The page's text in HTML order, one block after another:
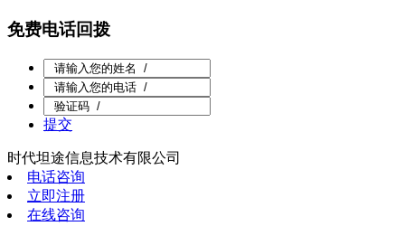
免费电话回拨
提交
时代坦途信息技术有限公司
电话咨询
立即注册
在线咨询